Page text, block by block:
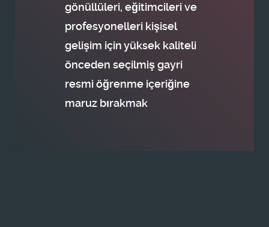
gönüllüleri, eğitimcileri ve
profesyonelleri kişisel
gelişim için yüksek kaliteli
önceden seçilmiş gayri
resmi öğrenme içeriğine
maruz bırakmak